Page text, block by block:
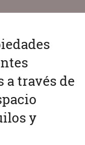
través de
y